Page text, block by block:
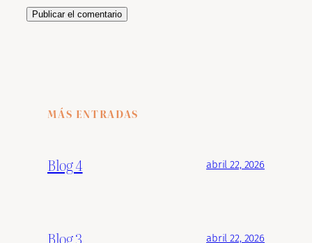
MÁS ENTRADAS
Blog 4 abril 22, 2026
Blog 3 abril 22, 2026